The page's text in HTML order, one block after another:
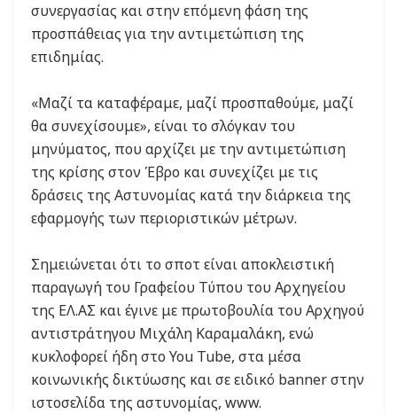
συνεργασίας και στην επόμενη φάση της
προσπάθειας για την αντιμετώπιση της
επιδημίας.
«Μαζί τα καταφέραμε, μαζί προσπαθούμε, μαζί
θα συνεχίσουμε», είναι το σλόγκαν του
μηνύματος, που αρχίζει με την αντιμετώπιση
της κρίσης στον Έβρο και συνεχίζει με τις
δράσεις της Αστυνομίας κατά την διάρκεια της
εφαρμογής των περιοριστικών μέτρων.
Σημειώνεται ότι το σποτ είναι αποκλειστική
παραγωγή του Γραφείου Τύπου του Αρχηγείου
της ΕΛ.ΑΣ και έγινε με πρωτοβουλία του Αρχηγού
αντιστράτηγου Μιχάλη Καραμαλάκη, ενώ
κυκλοφορεί ήδη στο You Tube, στα μέσα
κοινωνικής δικτύωσης και σε ειδικό banner στην
ιστοσελίδα της αστυνομίας, www.